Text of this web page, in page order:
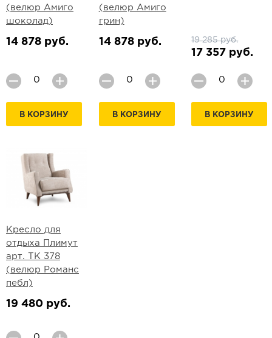
(велюр Амиго
шоколад)
14 878 руб.
В КОРЗИНУ
(велюр Амиго
грин)
14 878 руб.
В КОРЗИНУ
19 285 руб.
17 357 руб.
В КОРЗИНУ
Кресло для
отдыха Плимут
арт. ТК 378
(велюр Романс
пебл)
19 480 руб.